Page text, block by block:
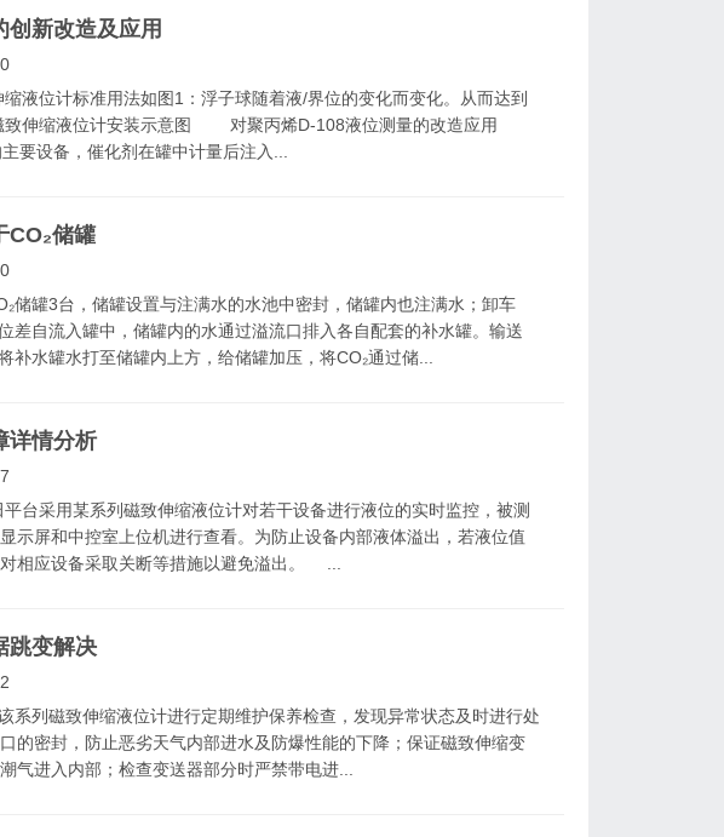
创新改造及应用
计标准用法如图1：浮子球随着液/界位的变化而变化。从而达到
致伸缩液位计安装示意图 对聚丙烯D-108液位测量的改造应用
要设备，催化剂在罐中计量后注入...
CO₂储罐
罐3台，储罐设置与注满水的水池中密封，储罐内也注满水；卸车
差自流入罐中，储罐内的水通过溢流口排入各自配套的补水罐。输送
补水罐水打至储罐内上方，给储罐加压，将CO₂通过储...
详情分析
用某系列磁致伸缩液位计对若干设备进行液位的实时监控，被测
示屏和中控室上位机进行查看。为防止设备内部液体溢出，若液位值
相应设备采取关断等措施以避免溢出。 ...
跳变解决
致伸缩液位计进行定期维护保养检查，发现异常状态及时进行处
的密封，防止恶劣天气内部进水及防爆性能的下降；保证磁致伸缩变
气进入内部；检查变送器部分时严禁带电进...